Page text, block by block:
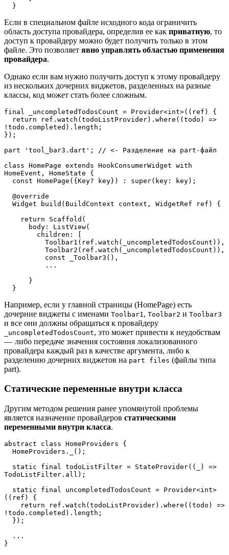
  }
Если в специальном файле исходного кода ограничить
область доступа провайдера, определив ее как приватную, то
доступ к провайдеру можно будет получить только в этом
файле. Это позволяет явно управлять областью применения
провайдера.
Однако если вам нужно получить доступ к этому провайдеру
из нескольких дочерних виджетов, разделенных на разные
классы, код может стать более сложным.
final _uncompletedTodosCount = Provider<int>((ref) {
!todo.completed).length;
});
part 'tool_bar3.dart'; // <- Разделение на part-файл
class HomePage extends HookConsumerWidget with
HomeEvent, HomeState {
  const HomePage({Key? key}) : super(key: key);
  @override
    return Scaffold(
      body: ListView(
        children: [
          Toolbar1(ref.watch(_uncompletedTodosCount)),
          Toolbar2(ref.watch(_uncompletedTodosCount)),
          const _Toolbar3(),
          ...
      }
  }
Например, если у главной страницы (HomePage) есть
дочерние виджеты с именами Toolbar1 , Toolbar2 и Toolbar3
и все они должны обращаться к провайдеру
_uncompletedTodosCount, это может привести к неудобствам
— либо передаче значения состояния локализованного
провайдера каждый раз в качестве аргумента, либо к
разделению дочерних виджетов на part files (файлы типа
part).
Статические переменные внутри класса
Другим методом решения ранее упомянутой проблемы
является назначение провайдеров статическими
переменными внутри класса.
abstract class HomeProviders {
  HomeProviders._();
TodoListFilter.all);
((ref) {
!todo.completed).length;
  });
  ...
}